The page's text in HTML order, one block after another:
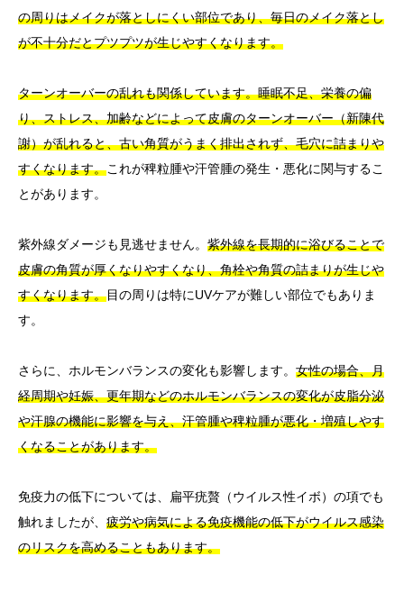
の周りはメイクが落としにくい部位であり、毎日のメイク落とし
が不十分だとプツプツが生じやすくなります。
ターンオーバーの乱れも関係しています。睡眠不足、栄養の偏
り、ストレス、加齢などによって皮膚のターンオーバー（新陳代
謝）が乱れると、古い角質がうまく排出されず、毛穴に詰まりや
すくなります。これが稗粒腫や汗管腫の発生・悪化に関与するこ
とがあります。
紫外線ダメージも見逃せません。 紫外線を長期的に浴びることで
皮膚の角質が厚くなりやすくなり、角栓や角質の詰まりが生じや
すくなります。目の周りは特にUVケアが難しい部位でもありま
す。
さらに、ホルモンバランスの変化も影響します。 女性の場合、月
経周期や妊娠、更年期などのホルモンバランスの変化が皮脂分泌
や汗腺の機能に影響を与え、汗管腫や稗粒腫が悪化・増殖しやす
くなることがあります。
免疫力の低下については、扁平疣贅（ウイルス性イボ）の項でも
触れましたが、 疲労や病気による免疫機能の低下がウイルス感染
のリスクを高めることもあります。